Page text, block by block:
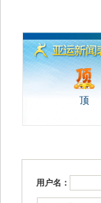
顶
用户名：